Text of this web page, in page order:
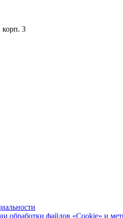
корп. 3
обработки файлов «Cookie» и